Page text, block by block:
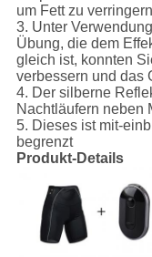
um Fett zu
3. Unter
Übung, die dem
gleich ist, konnten
verbessern und das
4. Der silberne
Nachtläufern neben
5. Dieses ist mit-
begrenzt
Produkt-Details